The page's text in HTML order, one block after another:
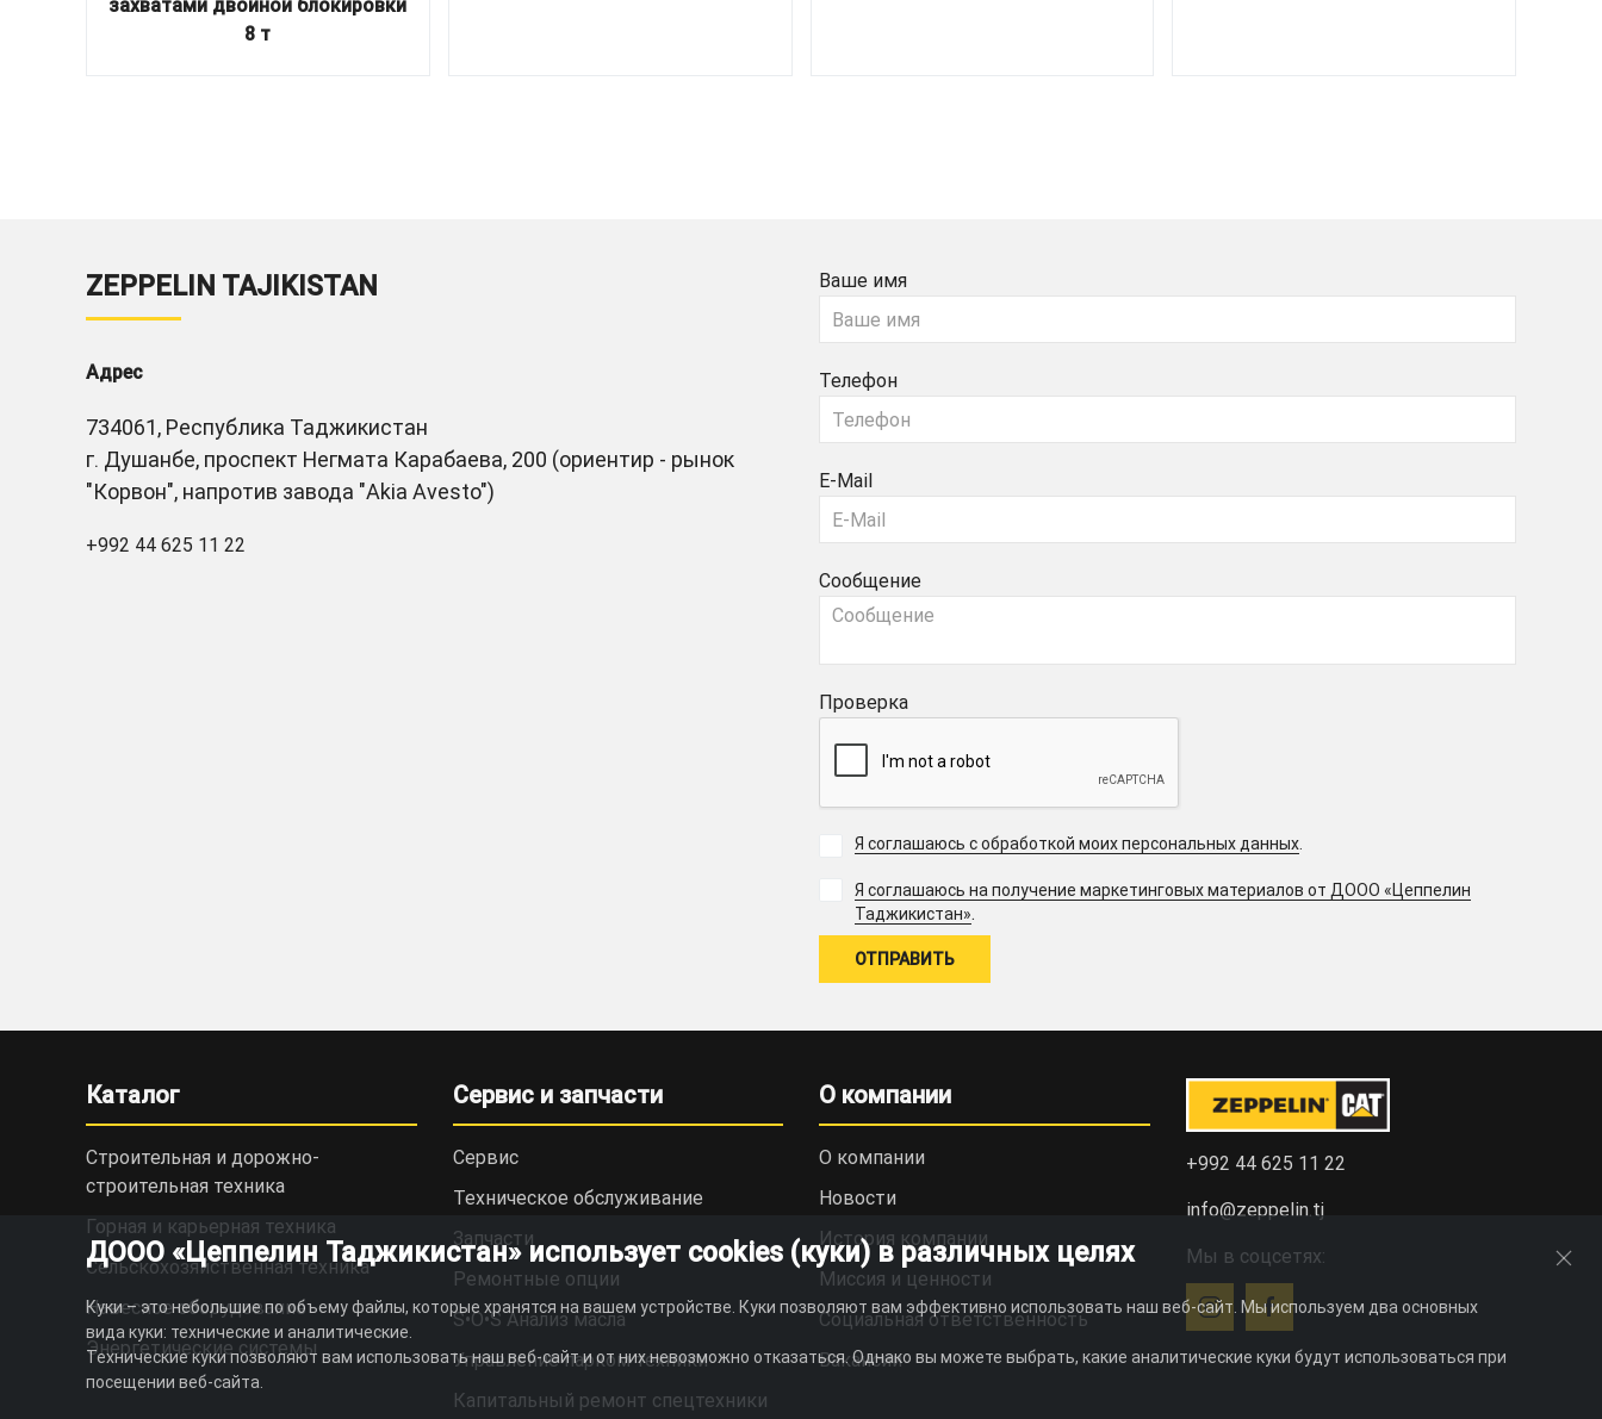
захватами двойной блокировки
8 т
ZEPPELIN TAJIKISTAN
Адрес
734061, Республика Таджикистан
г. Душанбе, проспект Негмата Карабаева, 200 (ориентир - рынок
"Корвон", напротив завода "Akia Avesto")
+992 44 625 11 22
Ваше имя
Телефон
E-Mail
Сообщение
Проверка
Я соглашаюсь с обработкой моих персональных данных
Я соглашаюсь на получение маркетинговых материалов от ДООО «Цеппелин
Таджикистан».
Каталог
Строительная и дорожно-
cтроительная техника
Горная и карьерная техника
Сельскохозяйственная техника
Навесное оборудование
Энергетические системы
Сервис и запчасти
Сервис
Техническое обслуживание
Запчасти
Ремонтные опции
S•O•S Анализ масла
Управление парком техники
Капитальный ремонт спецтехники
О компании
О компании
Новости
История компании
Миссия и ценности
Социальная ответственность
Вакансии
+992 44 625 11 22
info@zeppelin.tj
Мы в соцсетях:
ДООО «Цеппелин Таджикистан» использует cookies (куки) в различных целях
Куки – это небольшие по объему файлы, которые хранятся на вашем устройстве. Куки позволяют вам эффективно использовать наш веб-сайт. Мы используем два основных
вида куки: технические и аналитические.
Технические куки позволяют вам использовать наш веб-сайт и от них невозможно отказаться. Однако вы можете выбрать, какие аналитические куки будут использоваться при
посещении веб-сайта.